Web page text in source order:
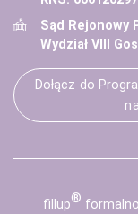
Sąd Rejonowy
Wydział VIII
Dołącz do
fill up®